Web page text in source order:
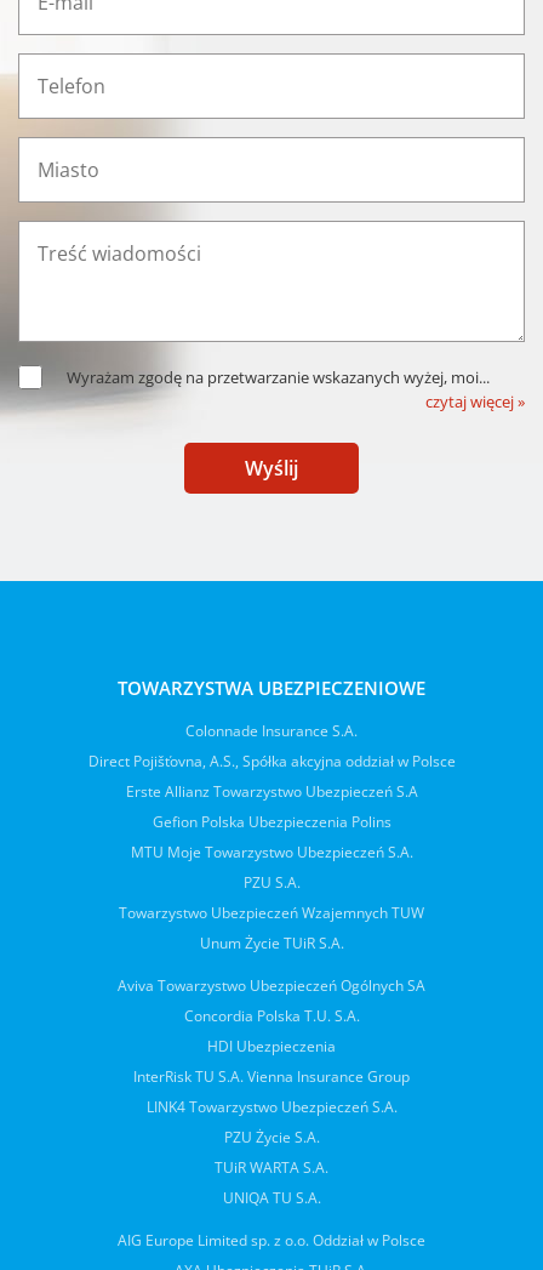
Wyrażam zgodę na przetwarzanie wskazanych wyżej, moi...
czytaj więcej »
Wyślij
TOWARZYSTWA UBEZPIECZENIOWE
Colonnade Insurance S.A.
Direct Pojišťovna, A.S., Spółka akcyjna oddział w Polsce
Erste Allianz Towarzystwo Ubezpieczeń S.A
Gefion Polska Ubezpieczenia Polins
MTU Moje Towarzystwo Ubezpieczeń S.A.
PZU S.A.
Towarzystwo Ubezpieczeń Wzajemnych TUW
Unum Życie TUiR S.A.
Aviva Towarzystwo Ubezpieczeń Ogólnych SA
Concordia Polska T.U. S.A.
HDI Ubezpieczenia
InterRisk TU S.A. Vienna Insurance Group
LINK4 Towarzystwo Ubezpieczeń S.A.
PZU Życie S.A.
TUiR WARTA S.A.
UNIQA TU S.A.
AIG Europe Limited sp. z o.o. Oddział w Polsce